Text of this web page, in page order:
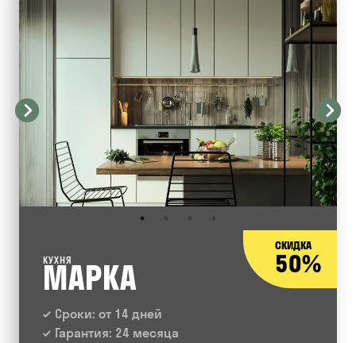
СКИДКА
50%
КУХНЯ
МАРКА
Сроки: от 14 дней
Гарантия: 24 месяца